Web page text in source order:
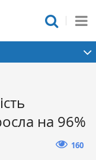
на 96%
160